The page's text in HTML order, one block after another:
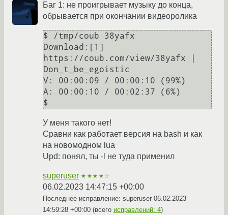
Баг 1: не проигрывает музыку до конца,
обрывается при окончании видеоролика
$ /tmp/coub 38yafx
Download:[1]
https://coub.com/view/38yafx |
Don_t_be_egoistic
V: 00:00:09 / 00:00:10 (99%)
A: 00:00:10 / 00:02:37 (6%)
У меня такого нет!
Сравни как работает версия на bash и как
на новомодном lua
Upd: понял, ты -l не туда применил
superuser ★★★★☆
06.02.2023 14:47:15 +00:00
Последнее исправление: superuser 06.02.2023
14:59:28 +00:00 (всего исправлений: 4)